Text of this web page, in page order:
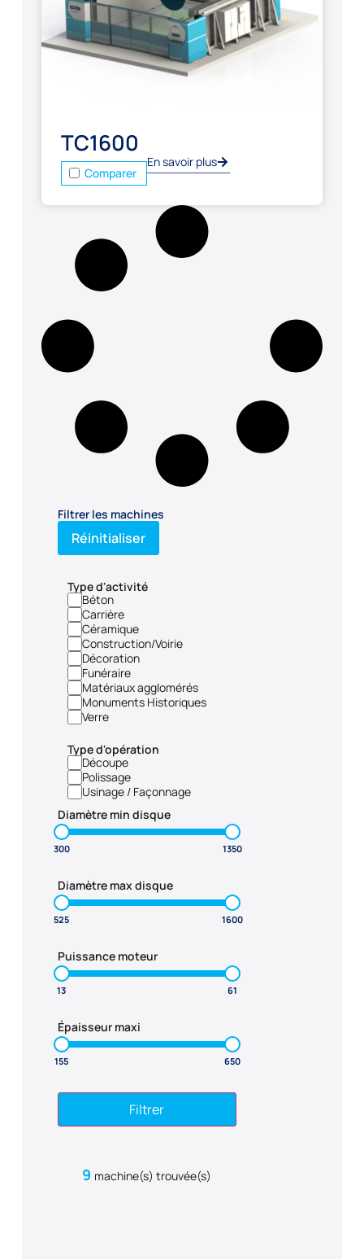
Filtrer les machines
Réinitialiser
Type d'activité
Béton
Carrière
Céramique
Construction/Voirie
Décoration
Funéraire
Matériaux agglomérés
Monuments Historiques
Verre
Type d'opération
Découpe
Polissage
Usinage / Façonnage
Diamètre min disque
Diamètre max disque
Puissance moteur
Épaisseur maxi
Filtrer
9 machine(s) trouvée(s)
TC1600
Comparer
En savoir plus